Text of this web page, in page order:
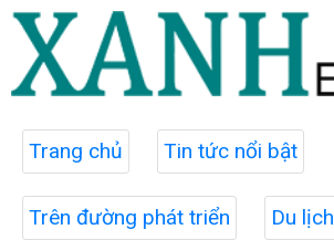
Trang chủ Tin tức nổi bật
Trên đường phát triển Du lịch